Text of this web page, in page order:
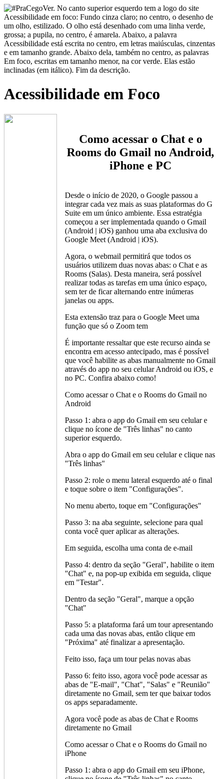
Acessibilidade em Foco
Como acessar o Chat e o
Rooms do Gmail no Android,
iPhone e PC
Desde o início de 2020, o Google passou a
integrar cada vez mais as suas plataformas do G
Suite em um único ambiente. Essa estratégia
começou a ser implementada quando o Gmail
(Android | iOS) ganhou uma aba exclusiva do
Google Meet (Android | iOS).
Agora, o webmail permitirá que todos os
usuários utilizem duas novas abas: o Chat e as
Rooms (Salas). Desta maneira, será possível
realizar todas as tarefas em uma único espaço,
sem ter de ficar alternando entre inúmeras
janelas ou apps.
Esta extensão traz para o Google Meet uma
função que só o Zoom tem
É importante ressaltar que este recurso ainda se
encontra em acesso antecipado, mas é possível
que você habilite as abas manualmente no Gmail
através do app no seu celular Android ou iOS, e
no PC. Confira abaixo como!
Como acessar o Chat e o Rooms do Gmail no
Android
Passo 1: abra o app do Gmail em seu celular e
clique no ícone de "Três linhas" no canto
superior esquerdo.
Abra o app do Gmail em seu celular e clique nas
"Três linhas"
Passo 2: role o menu lateral esquerdo até o final
e toque sobre o item "Configurações".
No menu aberto, toque em "Configurações"
Passo 3: na aba seguinte, selecione para qual
conta você quer aplicar as alterações.
Em seguida, escolha uma conta de e-mail
Passo 4: dentro da seção "Geral", habilite o item
"Chat" e, na pop-up exibida em seguida, clique
em "Testar".
Dentro da seção "Geral", marque a opção
"Chat"
Passo 5: a plataforma fará um tour apresentando
cada uma das novas abas, então clique em
"Próxima" até finalizar a apresentação.
Feito isso, faça um tour pelas novas abas
Passo 6: feito isso, agora você pode acessar as
abas de "E-mail", "Chat", "Salas" e "Reunião"
diretamente no Gmail, sem ter que baixar todos
os apps separadamente.
Agora você pode as abas de Chat e Rooms
diretamente no Gmail
Como acessar o Chat e o Rooms do Gmail no
iPhone
Passo 1: abra o app do Gmail em seu iPhone,